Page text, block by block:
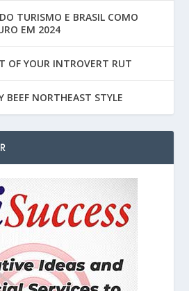
TURISMO E BRASIL COMO
EM 2024
OF YOUR INTROVERT RUT
BEEF NORTHEAST STYLE